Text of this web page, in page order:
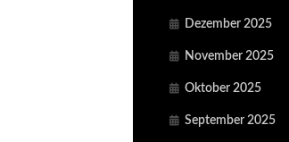
Dezember 2025
November 2025
Oktober 2025
September 2025